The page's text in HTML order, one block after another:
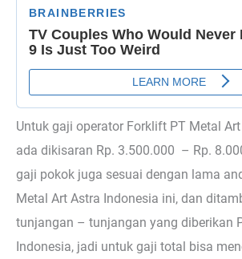
Untuk gaji operator Forklift PT Metal
ada dikisaran Rp. 3.500.000 – Rp.
gaji pokok juga sesuai dengan lama
Metal Art Astra Indonesia ini, dan
tunjangan – tunjangan yang diberikan
Indonesia, jadi untuk gaji total bisa